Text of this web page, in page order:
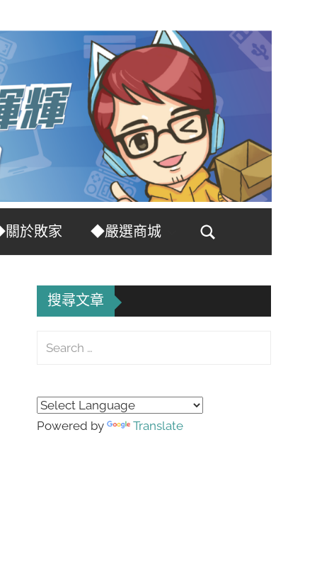
於敗家
◆嚴選商城
Search
搜尋文章
Search
Powered by Translate